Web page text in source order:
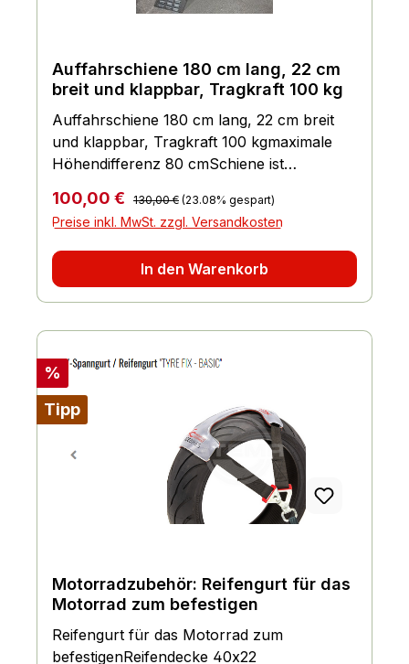
Auffahrschiene 180 cm lang, 22 cm
breit und klappbar, Tragkraft 100 kg
Auffahrschiene 180 cm lang, 22 cm breit
und klappbar, Tragkraft 100 kgmaximale
Höhendifferenz 80 cmSchiene ist
KofferraumTragkraft pro Schiene ca. 100
kgPreis gilt pro 1 Stück Auffahrschiene
Verkaufspreis:
100,00 € Regulärer Preis:
130,00 € (23.08% gespart)
Preise inkl. MwSt. zzgl. Versandkosten
In den Warenkorb
Rabatt
%
Tipp
Motorradzubehör: Reifengurt für das
Motorrad zum befestigen
Reifengurt für das Motorrad zum
befestigenReifendecke 40x22